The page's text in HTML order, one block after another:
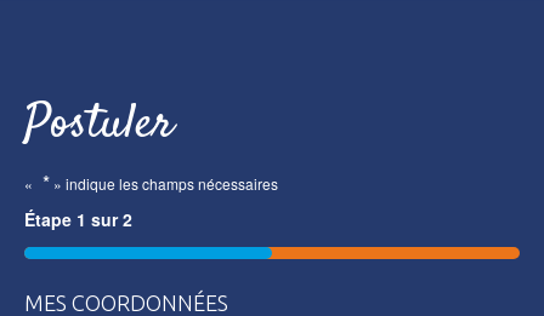
Postuler
« * » indique les champs nécessaires
Étape 1 sur2
50%
MES COORDONNÉES